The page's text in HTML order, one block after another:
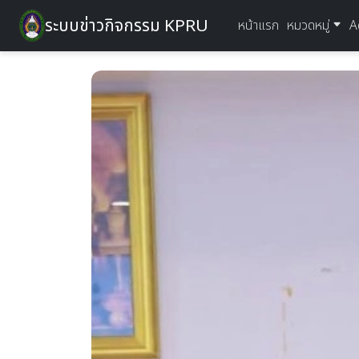
ระบบข่าวกิจกรรม KPRU หน้าแรก หมวดหมู่